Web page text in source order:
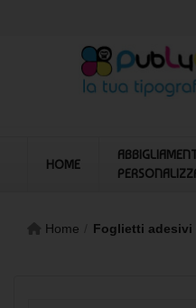
HOME
Home Foglietti adesivi